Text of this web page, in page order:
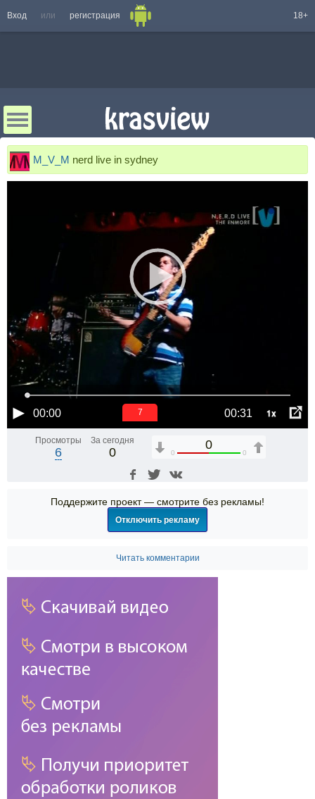
Вход или регистрация 18+
M_V_M nerd live in sydney
00:00 00:31 1x
6
Просмотры
6
За сегодня
0
0
0 0
Поддержите проект — смотрите без рекламы!
Отключить рекламу
Читать комментарии